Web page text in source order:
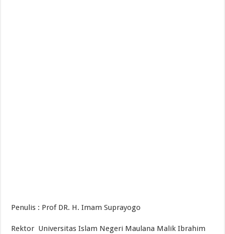
Penulis : Prof DR. H. Imam Suprayogo
Rektor Universitas Islam Negeri Maulana Malik Ibrahim